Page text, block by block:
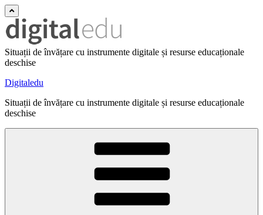
Situații de învățare cu instrumente digitale și resurse educaționale
deschise
Digitaledu
Situații de învățare cu instrumente digitale și resurse educaționale
deschise